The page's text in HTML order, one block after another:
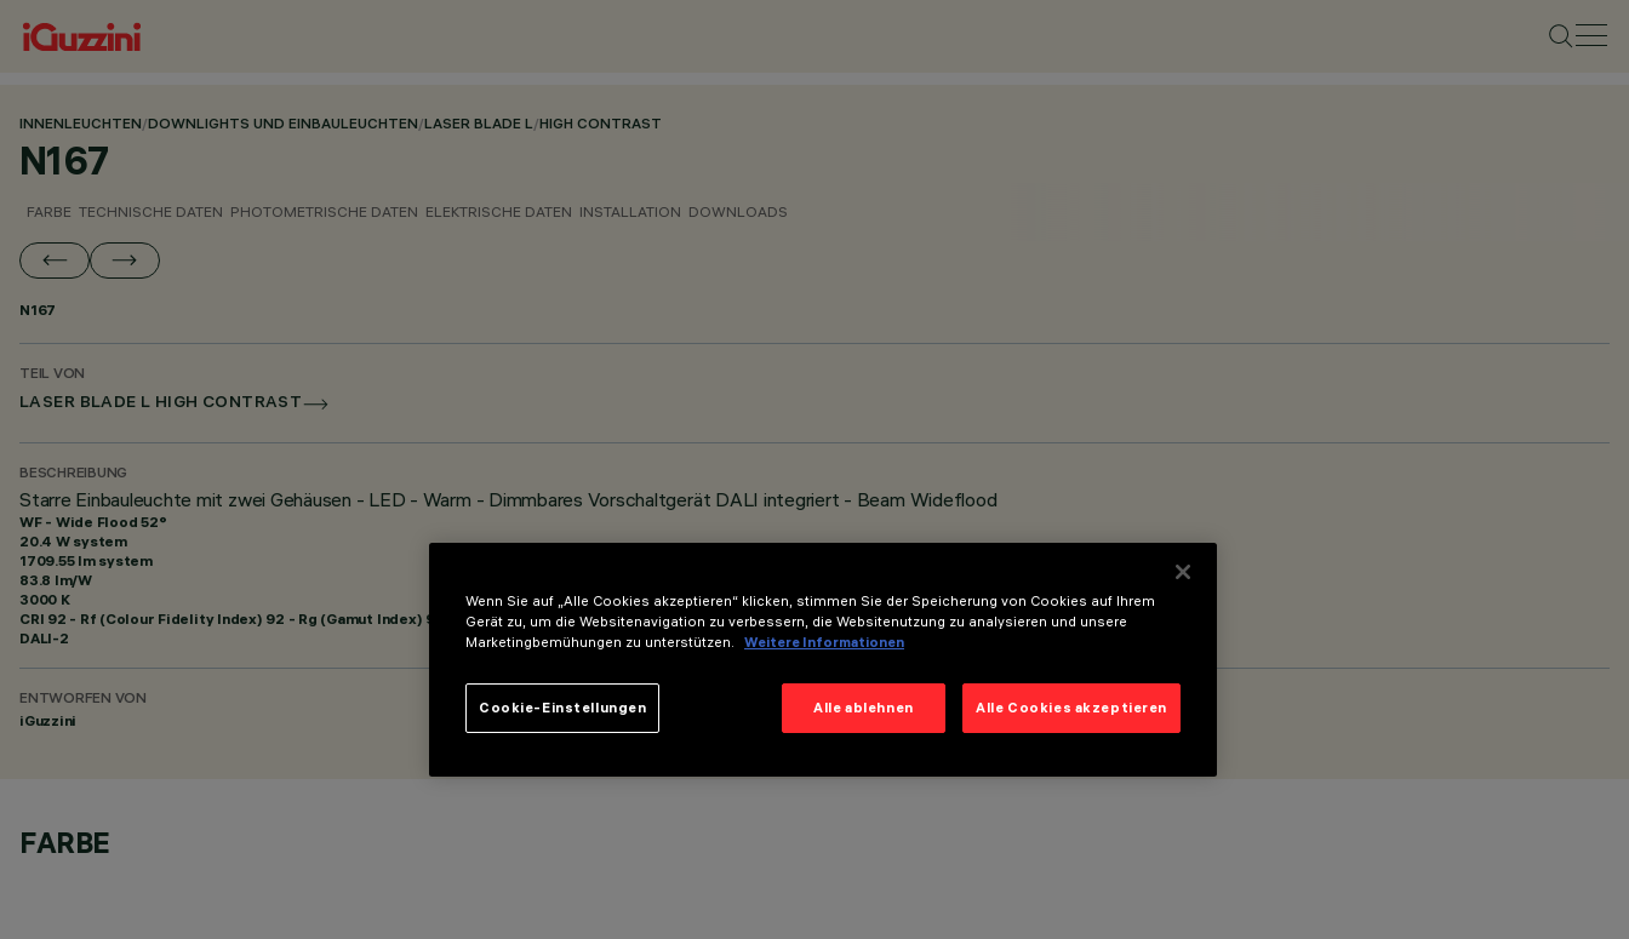
INNENLEUCHTEN/DOWNLIGHTS UND EINBAULEUCHTEN/LASER BLADE L/HIGH CONTRAST
N167
FARBE TECHNISCHE DATEN PHOTOMETRISCHE DATEN ELEKTRISCHE DATEN INSTALLATION DOWNLOADS
N167
TEIL VON
LASER BLADE L HIGH CONTRAST
BESCHREIBUNG
Starre Einbauleuchte mit zwei Gehäusen - LED - Warm - Dimmbares Vorschaltgerät DALI integriert - Beam Wideflood
WF - Wide Flood 52°
20.4 W system
1709.55 lm system
83.8 lm/W
3000 K
CRI 92 - Rf (Colour Fidelity Index) 92 - Rg (Gamut Index) 99
DALI-2
ENTWORFEN VON
iGuzzini
FARBE
Wenn Sie auf „Alle Cookies akzeptieren“ klicken, stimmen Sie der Speicherung von Cookies auf Ihrem
Gerät zu, um die Websitenavigation zu verbessern, die Websitenutzung zu analysieren und unsere
Marketingbemühungen zu unterstützen.
Weitere Informationen
Alle ablehnen Alle Cookies akzeptieren
Cookie-Einstellungen